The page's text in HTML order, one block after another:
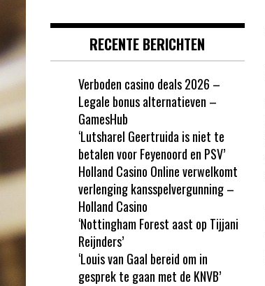
RECENTE BERICHTEN
Verboden casino deals 2026 –
Legale bonus alternatieven –
GamesHub
‘Lutsharel Geertruida is niet te
betalen voor Feyenoord en PSV’
Holland Casino Online verwelkomt
verlenging kansspelvergunning –
Holland Casino
‘Nottingham Forest aast op Tijjani
Reijnders’
‘Louis van Gaal bereid om in
gesprek te gaan met de KNVB’